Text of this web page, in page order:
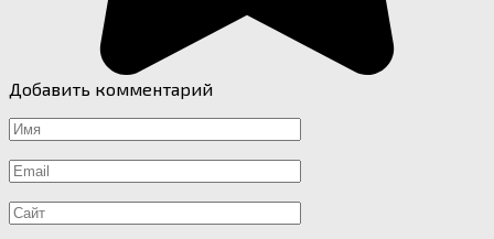
Добавить комментарий
Имя
*
Email
*
Сайт